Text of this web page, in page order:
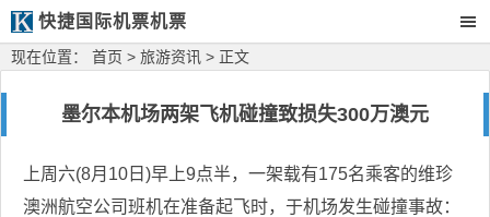
快捷国际机票机票
现在位置： 首页 > 旅游资讯 > 正文
墨尔本机场两架飞机碰撞致损失300万澳元
上周六(8月10日)早上9点半，一架载有175名乘客的维珍
澳洲航空公司班机在准备起飞时，于机场发生碰撞事故：